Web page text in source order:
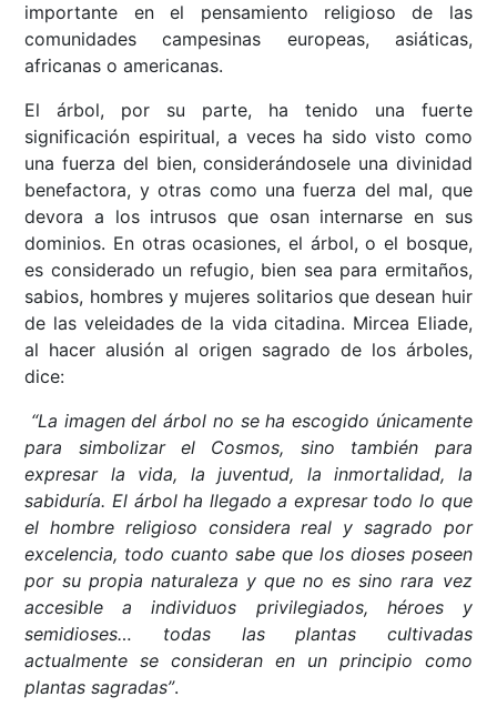
importante en el pensamiento religioso de las
comunidades campesinas europeas, asiáticas,
africanas o americanas.
El árbol, por su parte, ha tenido una fuerte
significación espiritual, a veces ha sido visto como
una fuerza del bien, considerándosele una divinidad
benefactora, y otras como una fuerza del mal, que
devora a los intrusos que osan internarse en sus
dominios. En otras ocasiones, el árbol, o el bosque,
es considerado un refugio, bien sea para ermitaños,
sabios, hombres y mujeres solitarios que desean huir
de las veleidades de la vida citadina. Mircea Eliade,
al hacer alusión al origen sagrado de los árboles,
dice:
“La imagen del árbol no se ha escogido únicamente
para simbolizar el Cosmos, sino también para
expresar la vida, la juventud, la inmortalidad, la
sabiduría. El árbol ha llegado a expresar todo lo que
el hombre religioso considera real y sagrado por
excelencia, todo cuanto sabe que los dioses poseen
por su propia naturaleza y que no es sino rara vez
accesible a individuos privilegiados, héroes y
semidioses… todas las plantas cultivadas
actualmente se consideran en un principio como
plantas sagradas”.